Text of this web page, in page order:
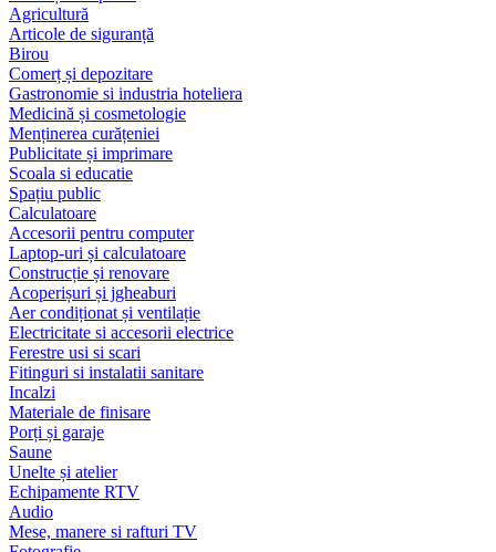
Agricultură
Articole de siguranță
Birou
Comerț și depozitare
Gastronomie si industria hoteliera
Medicină și cosmetologie
Menținerea curățeniei
Publicitate și imprimare
Scoala si educatie
Spațiu public
Calculatoare
Accesorii pentru computer
Laptop-uri și calculatoare
Construcție și renovare
Acoperișuri și jgheaburi
Aer condiționat și ventilație
Electricitate si accesorii electrice
Ferestre usi si scari
Fitinguri si instalatii sanitare
Incalzi
Materiale de finisare
Porți și garaje
Saune
Unelte și atelier
Echipamente RTV
Audio
Mese, manere si rafturi TV